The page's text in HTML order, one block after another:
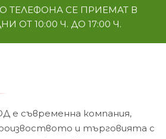
ТЕЛЕФОНА СЕ ПРИЕМАТ В
ОТ 10:00 Ч. ДО 17:00 Ч.
е съвременна компания,
и търговията с